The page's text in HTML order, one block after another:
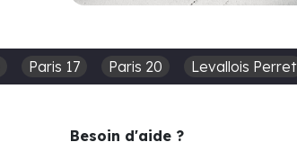
Paris 17 Paris 20 Levallois Perret
Besoin d'aide ?